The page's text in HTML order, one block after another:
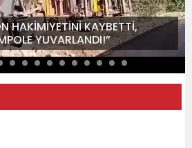
HAKİMİYETİNİ KAYBETTİ,
YUVARLANDI!”